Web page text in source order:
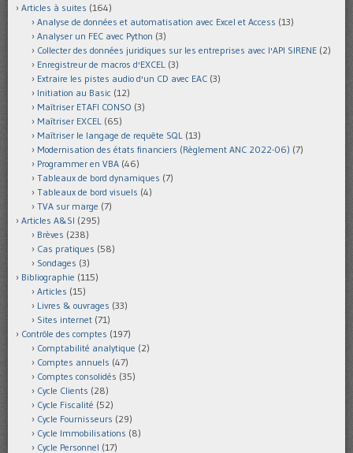
Articles à suites (164)
Analyse de données et automatisation avec Excel et Access (13)
Analyser un FEC avec Python (3)
Collecter des données juridiques sur les entreprises avec l'API SIRENE (2)
Enregistreur de macros d'EXCEL (3)
Extraire les pistes audio d'un CD avec EAC (3)
Initiation au Basic (12)
Maîtriser ETAFI CONSO (3)
Maîtriser EXCEL (65)
Maîtriser le langage de requête SQL (13)
Modernisation des états financiers (Règlement ANC 2022-06) (7)
Programmer en VBA (46)
Tableaux de bord dynamiques (7)
Tableaux de bord visuels (4)
TVA sur marge (7)
Articles A&SI (295)
Brèves (238)
Cas pratiques (58)
Sondages (3)
Bibliographie (115)
Articles (15)
Livres & ouvrages (33)
Sites internet (71)
Contrôle des comptes (197)
Comptabilité analytique (2)
Comptes annuels (47)
Comptes consolidés (35)
Cycle Clients (28)
Cycle Fiscalité (52)
Cycle Fournisseurs (29)
Cycle Immobilisations (8)
Cycle Personnel (17)